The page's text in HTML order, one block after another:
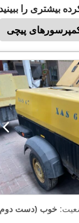
بیشتری را ببینید
پیچی
خوب (دست